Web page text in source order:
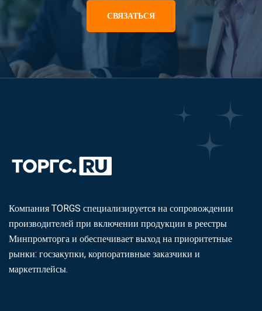
СВЯЗАТЬСЯ
Компания TORGS специализируется на сопровождении
производителей при включении продукции в реестры
Минпромторга и обеспечивает выход на приоритетные
рынки: госзакупки, корпоративные заказчики и
маркетплейсы.